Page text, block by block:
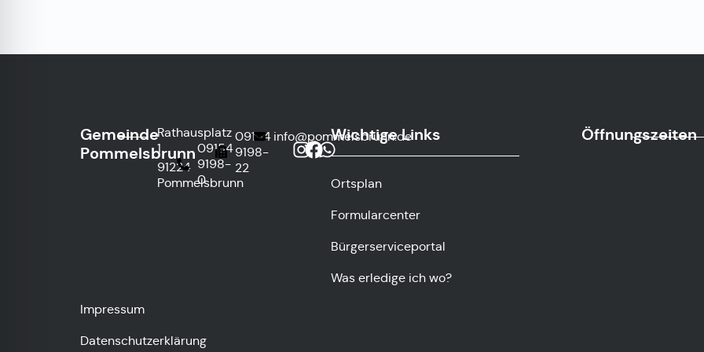
Gemeinde
Pommelsbrunn
Rathausplatz
1
91224
Pommelsbrunn
09154
9198-
0
09154
9198-
22
info@pommelsbrunn.de
Wichtige Links
Ortsplan
Formularcenter
Bürgerserviceportal
Was erledige ich wo?
Öffnungszeiten
Impressum
Datenschutzerklärung